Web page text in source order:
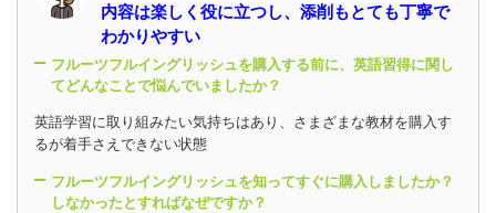
内容は楽しく役に立つし、添削もとても丁寧で
わかりやすい
フルーツフルイングリッシュを購入する前に、英語習得に関し
てどんなことで悩んでいましたか？
英語学習に取り組みたい気持ちはあり、さまざまな教材を購入す
るが着手さえできない状態
フルーツフルイングリッシュを知ってすぐに購入しましたか？
しなかったとすればなぜですか？